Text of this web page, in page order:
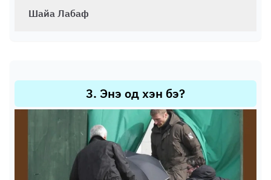
Шайа Лабаф
3. Энэ од хэн бэ?